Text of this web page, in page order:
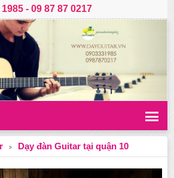
1985 -09 87 87 0217
Dạy đàn Guitar tại quận 10